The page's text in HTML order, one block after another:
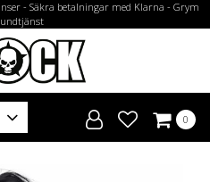
- Säkra betalningar med Klarna - Grym
0